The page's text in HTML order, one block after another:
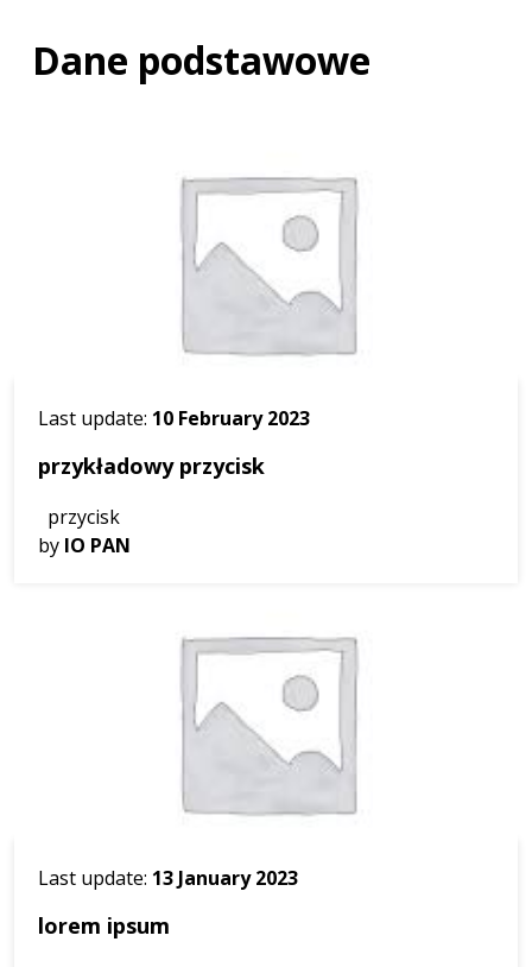
Dane podstawowe
Last update: 10 February 2023
przykładowy przycisk
przycisk
by IO PAN
Last update: 13 January 2023
lorem ipsum